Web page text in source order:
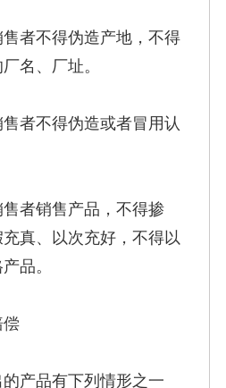
不得伪造产地，不得
名、厂址。
不得伪造或者冒用认
销售产品，不得掺
真、以次充好，不得以
品。
品有下列情形之一